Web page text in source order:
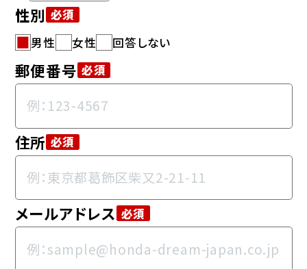
性別 必須
男性
女性 回答しない
郵便番号 必須
住所 必須
メールアドレス 必須